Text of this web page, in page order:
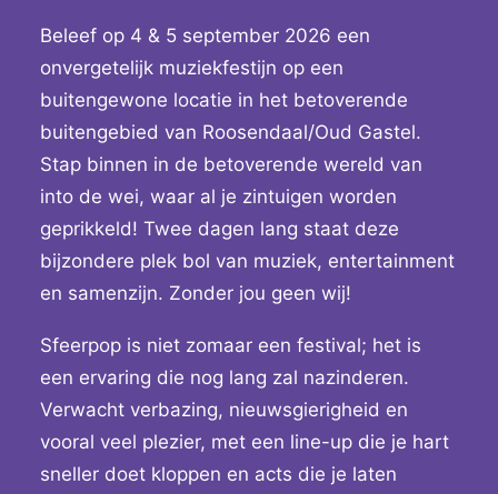
Beleef op 4 & 5 september 2026 een
onvergetelijk muziekfestijn op een
buitengewone locatie in het betoverende
buitengebied van Roosendaal/Oud Gastel.
Stap binnen in de betoverende wereld van
into de wei, waar al je zintuigen worden
geprikkeld! Twee dagen lang staat deze
bijzondere plek bol van muziek, entertainment
en samenzijn. Zonder jou geen wij!
Sfeerpop is niet zomaar een festival; het is
een ervaring die nog lang zal nazinderen.
Verwacht verbazing, nieuwsgierigheid en
vooral veel plezier, met een line-up die je hart
sneller doet kloppen en acts die je laten